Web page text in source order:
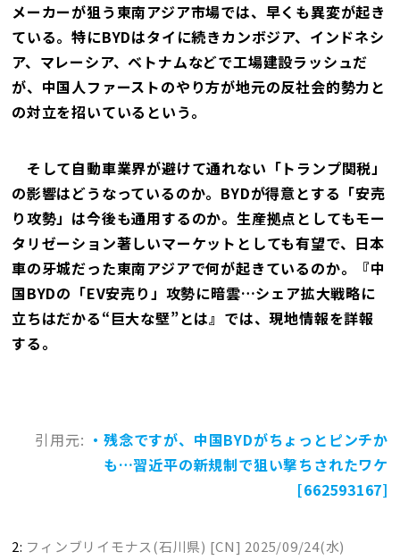
メーカーが狙う東南アジア市場では、早くも異変が起き
ている。特にBYDはタイに続きカンボジア、インドネシ
ア、マレーシア、ベトナムなどで工場建設ラッシュだ
が、中国人ファーストのやり方が地元の反社会的勢力と
の対立を招いているという。
そして自動車業界が避けて通れない「トランプ関税」
の影響はどうなっているのか。BYDが得意とする「安売
り攻勢」は今後も通用するのか。生産拠点としてもモー
タリゼーション著しいマーケットとしても有望で、日本
車の牙城だった東南アジアで何が起きているのか。『中
国BYDの「EV安売り」攻勢に暗雲…シェア拡大戦略に
立ちはだかる“巨大な壁”とは』では、現地情報を詳報
する。
引用元: ・残念ですが、中国BYDがちょっとピンチか
も…習近平の新規制で狙い撃ちされたワケ
[662593167]
2: フィンブリイモナス(石川県) [CN] 2025/09/24(水)